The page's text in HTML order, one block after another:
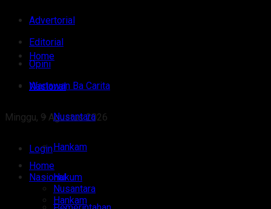
Advertorial
Editorial
Opini
Wartawan Ba Carita
Minggu, 9 Agustus 2026
Login
Home
Nasional
Nusantara
Hankam
Hukum
Home
Nasional
Nusantara
Hankam